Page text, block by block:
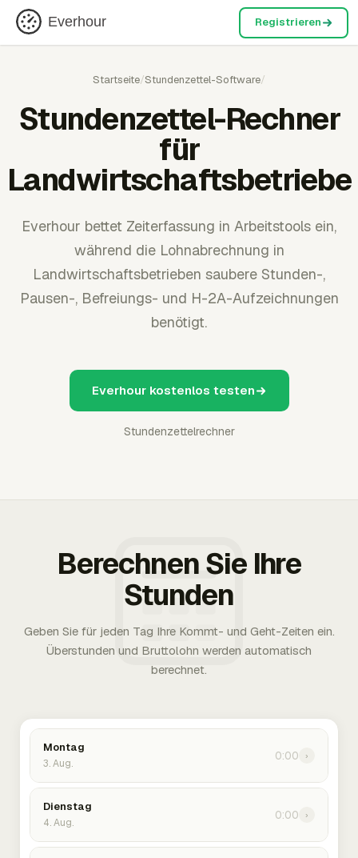
Everhour Registrieren
Startseite/Stundenzettel-Software/
Stundenzettel-Rechner
für
Landwirtschaftsbetriebe
Everhour bettet Zeiterfassung in Arbeitstools ein,
während die Lohnabrechnung in
Landwirtschaftsbetrieben saubere Stunden-,
Pausen-, Befreiungs- und H-2A-Aufzeichnungen
benötigt.
Everhour kostenlos testen
Stundenzettelrechner
Berechnen Sie Ihre
Stunden
Geben Sie für jeden Tag Ihre Kommt- und Geht-Zeiten ein.
Überstunden und Bruttolohn werden automatisch
berechnet.
Montag
3. Aug.
0:00 ›
Dienstag
4. Aug.
0:00 ›